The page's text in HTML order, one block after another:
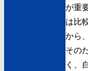
が重
は比
から
その
く、